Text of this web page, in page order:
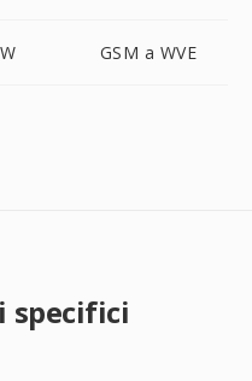
GSM a WVE
specifici